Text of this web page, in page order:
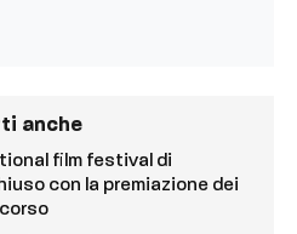
anche
film festival di
con la premiazione dei